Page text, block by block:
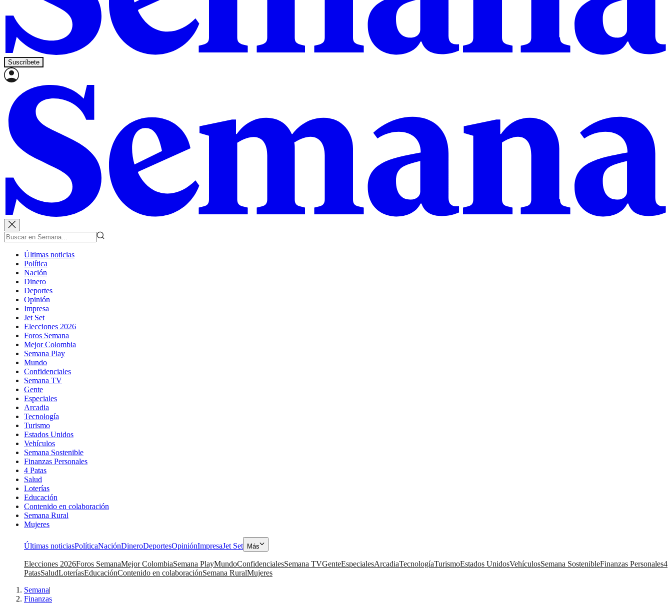
Suscríbete
Últimas noticias
Política
Nación
Dinero
Deportes
Opinión
Impresa
Jet Set
Elecciones 2026
Foros Semana
Mejor Colombia
Semana Play
Mundo
Confidenciales
Semana TV
Gente
Especiales
Arcadia
Tecnología
Turismo
Estados Unidos
Vehículos
Semana Sostenible
Finanzas Personales
4 Patas
Salud
Loterías
Educación
Contenido en colaboración
Semana Rural
Mujeres
Últimas noticiasPolíticaNaciónDineroDeportesOpiniónImpresaJet Set Más
Elecciones 2026Foros SemanaMejor ColombiaSemana PlayMundoConfidencialesSemana TVGenteEspecialesArcadiaTecnologíaTurismoEstados UnidosVehículosSemana SostenibleFinanzas Personales4
PatasSaludLoteríasEducaciónContenido en colaboraciónSemana RuralMujeres
Semana|
Finanzas